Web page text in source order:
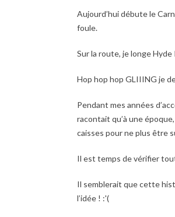
Aujourd’hui débute le
foule.
Sur la route, je longe
Hop hop hop GLIIING je
Pendant mes années
racontait qu’à une
caisses pour ne plus être
Il est temps de vérifier
Il semblerait que cette
l’idée ! :'(